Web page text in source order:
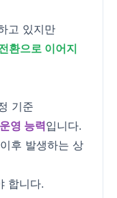
고 있지만
환으로 이어지
기준
영 능력입니다.
후 발생하는 상
합니다.